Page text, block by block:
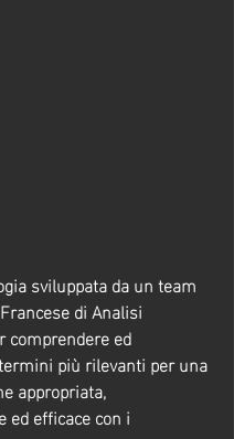
sviluppata da un team
di Analisi
comprendere ed
più rilevanti per una
appropriata,
ed efficace con i